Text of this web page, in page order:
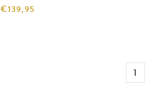
€139,95
1